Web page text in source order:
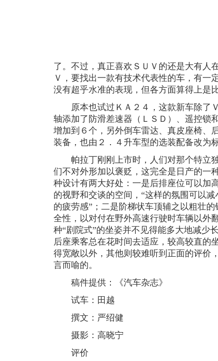
了。不过，真正喜欢ＳＵＶ的还是大有人
Ｖ，要找出一款有技术代表性的车，有一
没有超乎水准的表现，但各方面算得上是
原本也试过ＫＡ２４，这款新车除了
轴添加了防滑差速器（ＬＳＤ）、遥控锁
增加到６个，另外倒车雷达、真皮座椅、
装备，也由２．４升车型的选装配备改为
帕拉丁刚刚上市时，人们对那个特立
们不对外形加以褒贬，这完全是日产的一
种设计有两大好处：一是后排座位可以加
的视野和交谈的空间，“这样的氛围可以
的疲劳感”；二是阶梯状车顶辅之以粗壮
全性，以对付在野外高速行驶时车辆以外
种“剧院式”的坐姿并不见得能多大地减少
后座乘客总在花时间去适应，较高较直的
得宽敞以外，其他则较难听到正面的评价
言而喻的。
稿件提供：《汽车杂志》
试车：田越
撰文：严绍健
摄影：高晓宁
评价